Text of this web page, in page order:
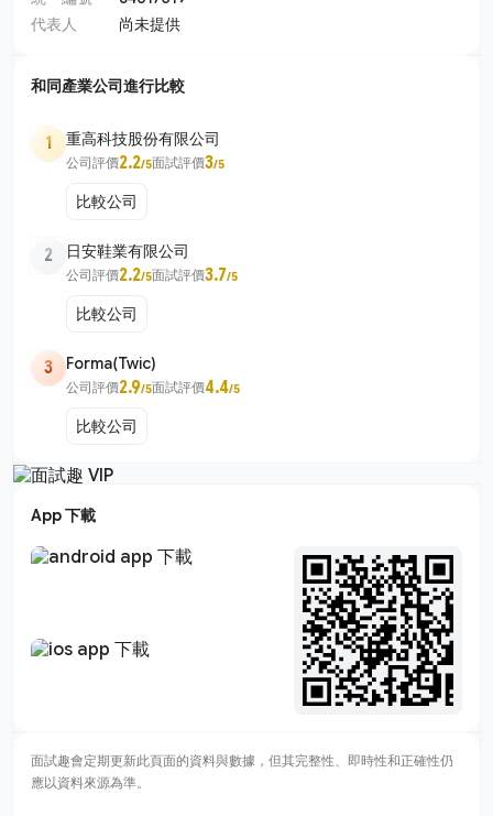
代表人
尚未提供
和同產業公司進行比較
1 重高科技股份有限公司
公司評價2.2/5面試評價3/5
比較公司
2 日安鞋業有限公司
公司評價2.2/5面試評價3.7/5
比較公司
3 Forma(Twic)
公司評價2.9/5面試評價4.4/5
比較公司
App 下載
面試趣會定期更新此頁面的資料與數據，但其完整性、即時性和正確性仍
應以資料來源為準。